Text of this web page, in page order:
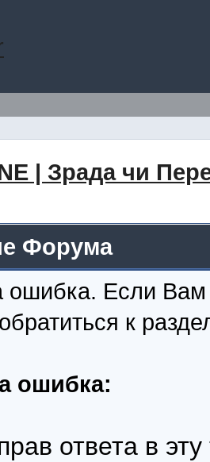
| Зрада чи
Форума
Если
к
ошибка:
ответа в